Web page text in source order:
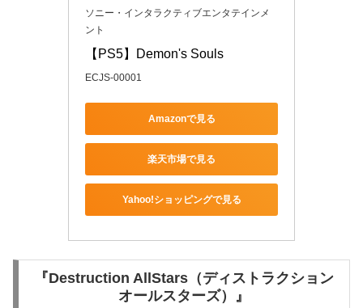
ソニー・インタラクティブエンタテインメ
ント
【PS5】Demon's Souls
ECJS-00001
Amazonで見る
楽天市場で見る
Yahoo!ショッピングで見る
『Destruction AllStars（ディストラクション
オールスターズ）』